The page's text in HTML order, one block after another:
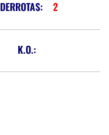
DERROTAS: 2
K.O.: